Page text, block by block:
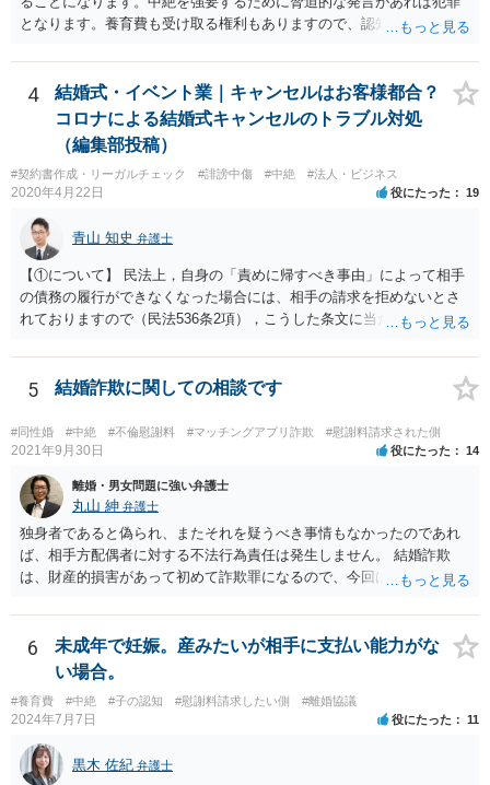
となります。養育費も受け取る権利もありますので、認知等につきお
勧めします。
4
結婚式・イベント業｜キャンセルはお客様都合？
コロナによる結婚式キャンセルのトラブル対処
（編集部投稿）
#契約書作成・リーガルチェック #誹謗中傷 #中絶 #法人・ビジネス
2020年4月22日 役にたった 19
青山 知史 弁護士
【①について】 民法上，自身の「責めに帰すべき事由」によって相手
の債務の履行ができなくなった場合には、相手の請求を拒めないとさ
れておりますので（民法536条2項），こうした条文に当たるかが問題
現在の各宣言や要請は，強制力のあるものではなく，震災等で対象施
設が滅失してしまった場合と異なり，挙式等自体が物理的に不可能に
でキャンセルを申し出たとすれば，形式的には顧客側に帰責性があっ
たといえる可能性は考えられます。 一方で，実質的に考えた場合，集
会に供する施設等については，営業自粛を要請されているところ，結
婚式場等の施設についても，解釈によっては集会に供する施設の1つと
して，休止要請の対象と考える余地はあるかと思われます。 こうした
解釈を採った場合，強制力はないまでも，事実上挙式等の実施が困難
となる外部的要因があったとして，顧客の「責めに帰すべき事由」が
あるとまではいえず，結婚式場等からの請求が認められない可能性は
に全額の請求が不可能となっても，これまでに生じた費用や打合せ相
当分の報酬の範囲であれば，中途終了時の委任事務への報酬請求や不
ます（民法648条3項、703条等）。 【②について】 請求に応じてもら
とになります。 もっとも，上述したように，全額の請求は，必ずしも
確実に認められる事案ではないと思われるため，法的手続きまでは行
5 結婚詐欺に関しての相談です
#同性婚 #中絶 #不倫慰謝料 #マッチングアプリ詐欺 #慰謝料請求された側
2021年9月30日 役にたった 14
離婚・男女問題に強い弁護士
丸山 紳 弁護士
独身者であると偽られ、またそれを疑うべき事情もなかったのであれ
ば、相手方配偶者に対する不法行為責任は発生しません。 結婚詐欺
は、財産的損害があって初めて詐欺罪になるので、今回は該当しませ
であることを知っていれば交際しなかったといえる場合に、慰謝料請
求が可能です。 LINEなどで、結婚を当然の前提にした関係だったこと
を立証できる場合は、請求は可能と考えます。
6
未成年で妊娠。産みたいが相手に支払い能力がな
い場合。
#養育費 #中絶 #子の認知 #慰謝料請求したい側 #離婚協議
2024年7月7日 役にたった 11
黒木 佐紀 弁護士